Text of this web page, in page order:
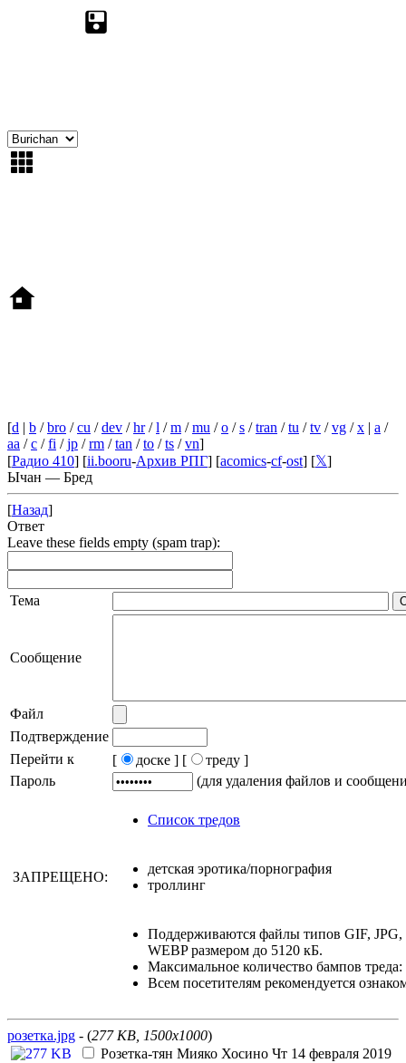
[d | b /bro /cu /dev /hr/l /m /mu /o /s /tran /tu /tv /vg /x | a /
aa /c /fi /jp /rm /tan /to /ts /vn]
[Радио 410] [ii.booru-Архив РПГ] [acomics-cf-ost] [𝕏]
Ычан — Бред
[Назад]
Ответ
Leave these fields empty (spam trap):
Тема
Сообщение
Файл
Подтверждение
Перейти к
[ доске ] [
треду ]
Пароль
(для удаления файлов и
Список тредов
ЗАПРЕЩЕНО:
детская эротика/порнография
троллинг
Поддерживаются файлы типов GIF,
WEBP размером до 5120 кБ.
Максимальное количество бампов треда:
Всем посетителям рекомендуется
розетка.jpg - (277 KB, 1500x1000)
Розетка-тян Мияко Хосино Чт 14 февраля 2019